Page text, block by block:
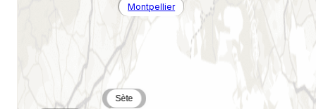
Montpellier
Sète